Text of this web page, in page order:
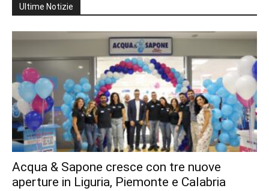
Ultime Notizie
Acqua & Sapone cresce con tre nuove
aperture in Liguria, Piemonte e Calabria